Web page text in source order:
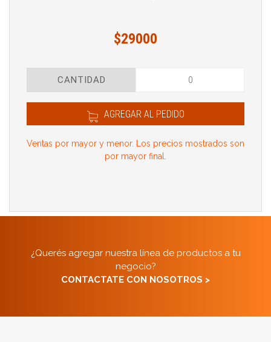
$29000
CANTIDAD
AGREGAR AL PEDIDO
Ventas por mayor y menor. Los precios mostrados son
por mayor final.
¿Querés agregar nuestra línea de productos a tu
negocio?
CONTACTATE CON NOSOTROS >